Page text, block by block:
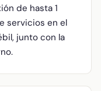
de hasta 1
servicios en el
junto con la